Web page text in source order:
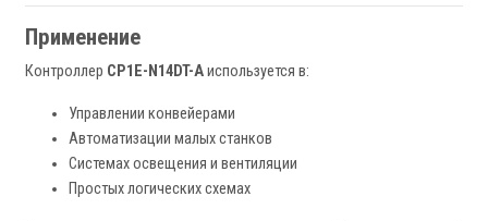
Применение
Контроллер CP1E-N14DT-Aиспользуется в:
Управлении конвейерами
Автоматизации малых станков
Системах освещения и вентиляции
Простых логических схемах